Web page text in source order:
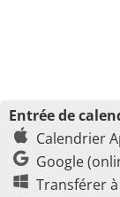
Entrée de
Calendrier
Google
Transférer